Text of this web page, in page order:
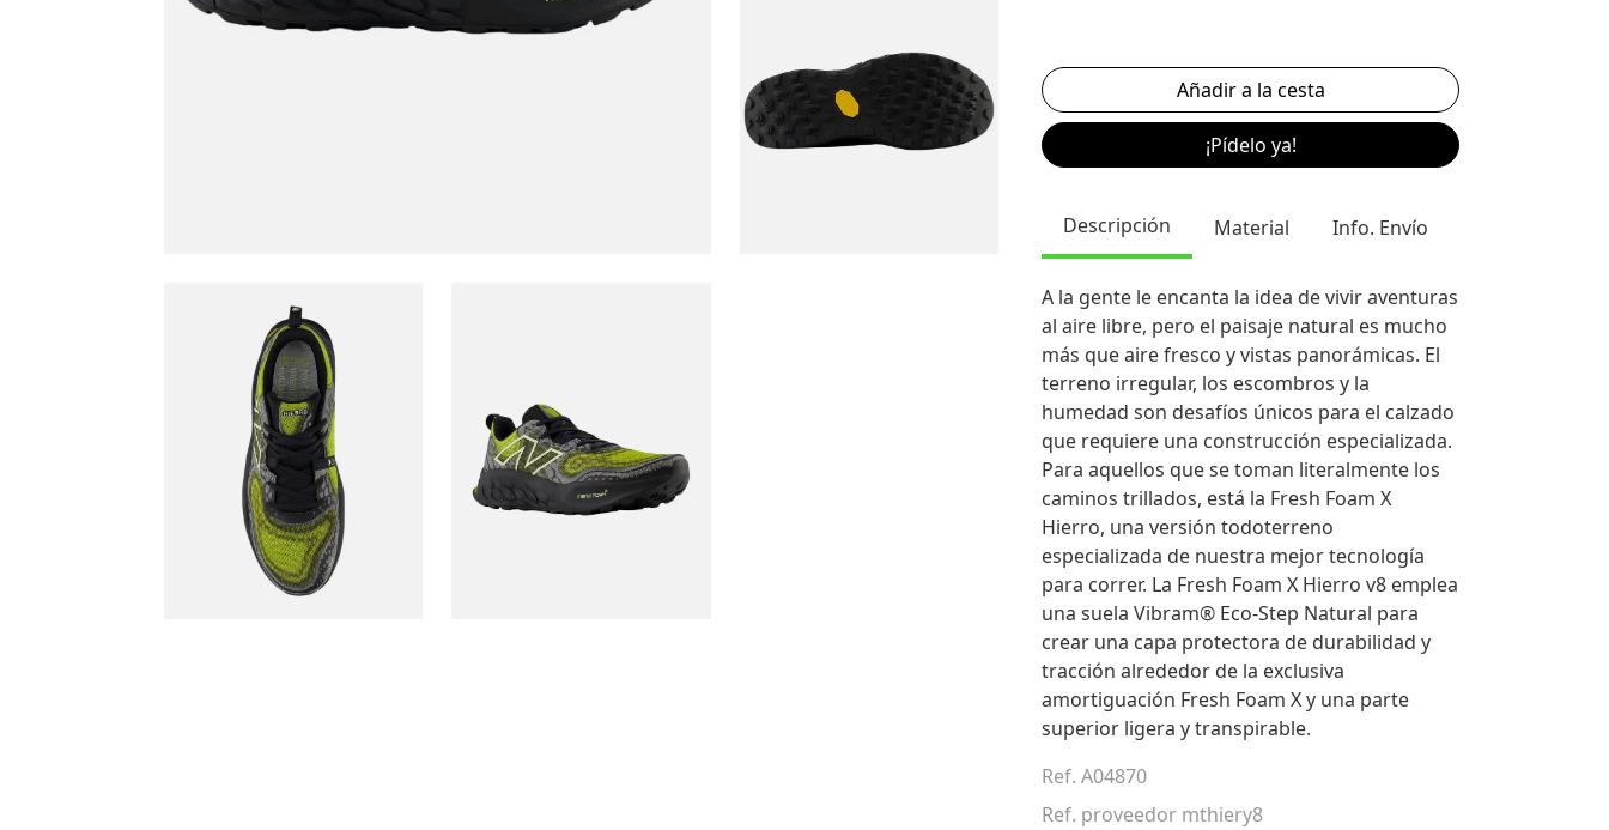
¡Pídelo ya!
Descripción Material Info. Envío
A la gente le encanta la idea de vivir aventuras
al aire libre, pero el paisaje natural es mucho
más que aire fresco y vistas panorámicas. El
terreno irregular, los escombros y la
humedad son desafíos únicos para el calzado
que requiere una construcción especializada.
Para aquellos que se toman literalmente los
caminos trillados, está la Fresh Foam X
Hierro, una versión todoterreno
especializada de nuestra mejor tecnología
para correr. La Fresh Foam X Hierro v8 emplea
una suela Vibram® Eco-Step Natural para
crear una capa protectora de durabilidad y
tracción alrededor de la exclusiva
amortiguación Fresh Foam X y una parte
superior ligera y transpirable.
Ref. A04870
Ref. proveedor mthiery8